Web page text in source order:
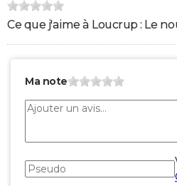
Ce que j'aime à Loucrup : Le
Ma note